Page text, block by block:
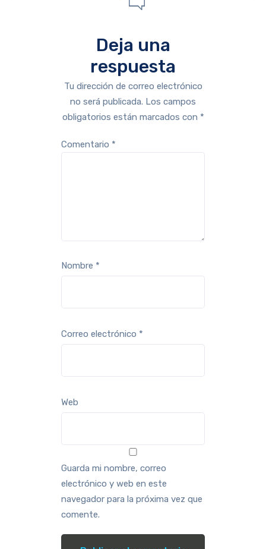
Deja una
respuesta
Tu dirección de correo electrónico
no será publicada. Los campos
obligatorios están marcados con *
Comentario *
Nombre *
Correo electrónico *
Web
Guarda mi nombre, correo
electrónico y web en este
navegador para la próxima vez que
comente.